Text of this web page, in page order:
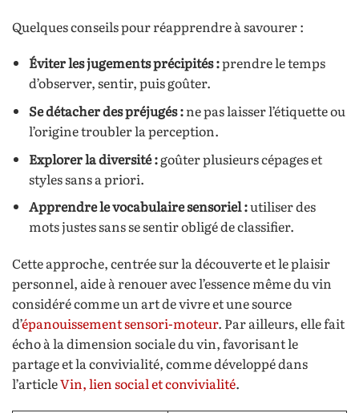
Quelques conseils pour réapprendre à savourer :
Éviter les jugements précipités :prendre le temps
d’observer, sentir, puis goûter.
Se détacher des préjugés :ne pas laisser l’étiquette ou
l’origine troubler la perception.
Explorer la diversité :goûter plusieurs cépages et
styles sans a priori.
Apprendre le vocabulaire sensoriel :utiliser des
mots justes sans se sentir obligé de classifier.
Cette approche, centrée sur la découverte et le plaisir
personnel, aide à renouer avec l’essence même du vin
considéré comme un art de vivre et une source
d’épanouissement sensori-moteur. Par ailleurs, elle fait
écho à la dimension sociale du vin, favorisant le
partage et la convivialité, comme développé dans
l’articleVin, lien social et convivialité.